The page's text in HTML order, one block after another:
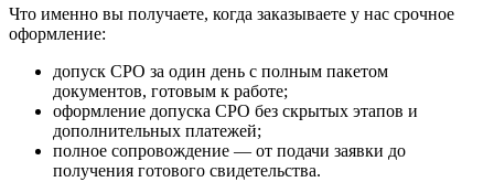
Что именно вы получаете, когда заказываете у нас срочное
оформление:
допуск СРО за один день с полным пакетом
документов, готовым к работе;
оформление допуска СРО без скрытых этапов и
дополнительных платежей;
полное сопровождение — от подачи заявки до
получения готового свидетельства.